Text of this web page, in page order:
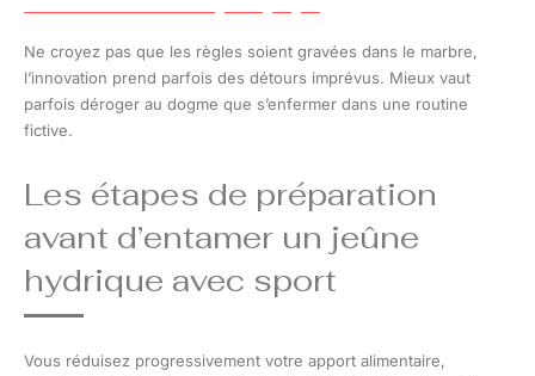
Ne croyez pas que les règles soient gravées dans le marbre,
l’innovation prend parfois des détours imprévus. Mieux vaut
parfois déroger au dogme que s’enfermer dans une routine
fictive.
Les étapes de préparation
avant d’entamer un jeûne
hydrique avec sport
Vous réduisez progressivement votre apport alimentaire,